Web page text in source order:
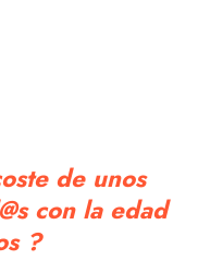
de unos
con la edad
?